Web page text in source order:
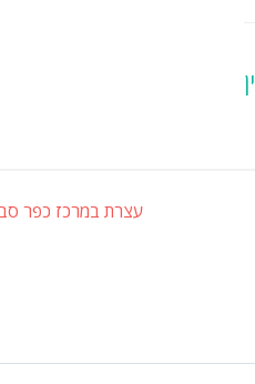
עצרת במרכז כפר